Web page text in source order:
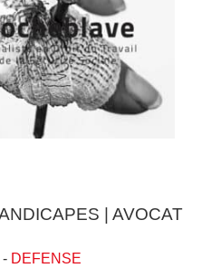
| AVOCAT
DEFENSE